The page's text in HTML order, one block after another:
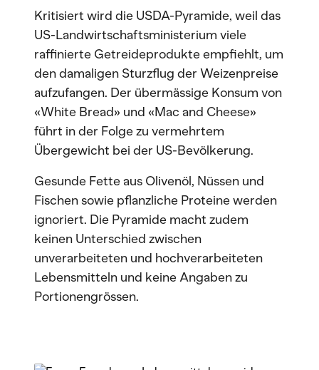
Kritisiert wird die USDA-Pyramide, weil das
US-Landwirtschaftsministerium viele
raffinierte Getreideprodukte empfiehlt, um
den damaligen Sturzflug der Weizenpreise
aufzufangen. Der übermässige Konsum von
«White Bread» und «Mac and Cheese»
führt in der Folge zu vermehrtem
Übergewicht bei der US-Bevölkerung.
Gesunde Fette aus Olivenöl, Nüssen und
Fischen sowie pflanzliche Proteine werden
ignoriert. Die Pyramide macht zudem
keinen Unterschied zwischen
unverarbeiteten und hochverarbeiteten
Lebensmitteln und keine Angaben zu
Portionengrössen.